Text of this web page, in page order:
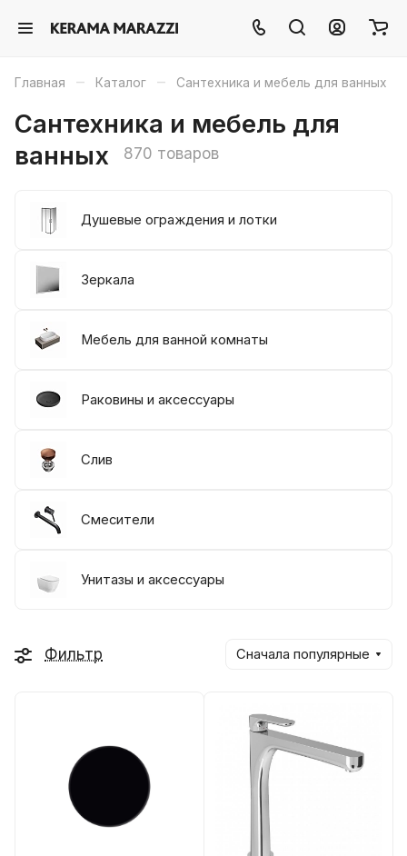
Главная – Каталог – Сантехника и мебель для ванных
Сантехника и мебель для
ванных
870 товаров
Душевые ограждения и лотки
Зеркала
Мебель для ванной комнаты
Раковины и аксессуары
Слив
Смесители
Унитазы и аксессуары
Фильтр Сначала популярные